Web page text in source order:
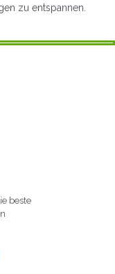
zu entspannen.
beste